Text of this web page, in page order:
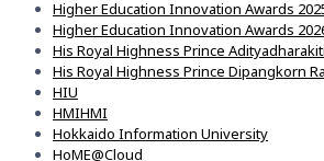
Higher Education Innovation Awards
Higher Education Innovation Awards
His Royal Highness Prince
His Royal Highness Prince Dipangkorn
HIU
HMIHMI
Hokkaido Information University
HoME@Cloud